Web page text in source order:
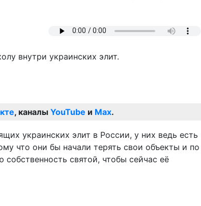
внутри украинских элит.
, каналы YouTube и Max.
украинских элит в России, у них ведь есть
что они бы начали терять свои объекты и по
святой, чтобы сейчас её